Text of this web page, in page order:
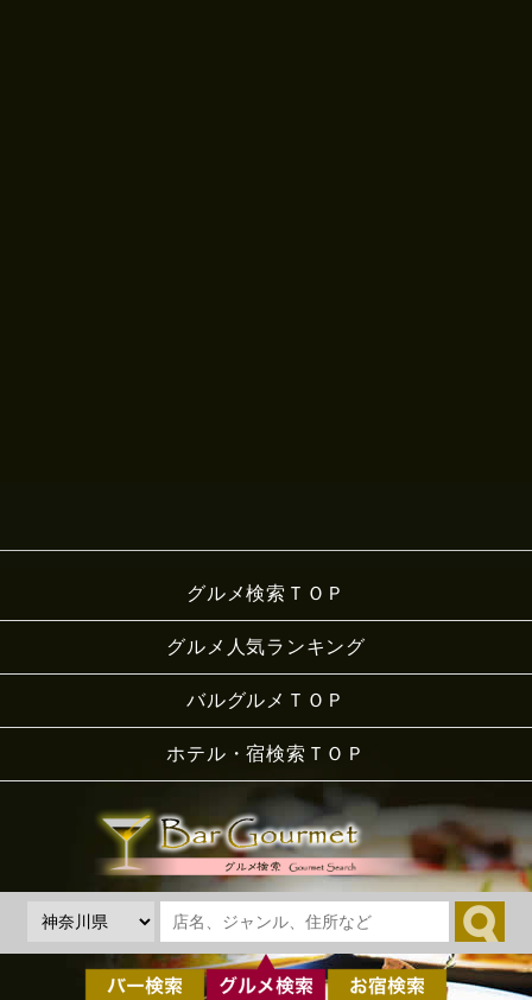
グルメ検索ＴＯＰ
グルメ人気ランキング
バルグルメＴＯＰ
ホテル・宿検索ＴＯＰ